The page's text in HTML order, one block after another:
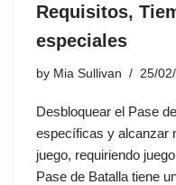
Requisitos,
especiales
by Mia Sullivan 25/
Desbloquear el Pase
específicas y alcanzar
juego, requiriendo
Pase de Batalla tiene